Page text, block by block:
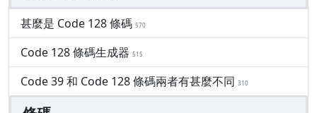
甚麼是 Code 128 條碼 570
Code 128 條碼生成器 515
Code 39 和 Code 128 條碼兩者有甚麼不同 310